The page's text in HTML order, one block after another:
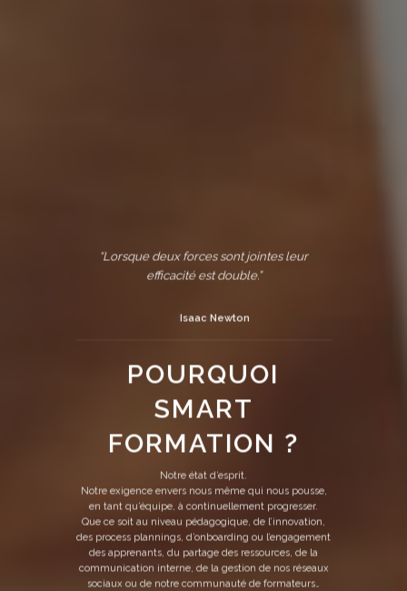
“Lorsque deux forces sont jointes leur
efficacité est double.”
Isaac Newton
POURQUOI
SMART
FORMATION ?
Notre état d’esprit.
Notre exigence envers nous même qui nous pousse,
en tant qu’équipe, à continuellement progresser.
Que ce soit au niveau pédagogique, de l’innovation,
des process plannings, d’onboarding ou l’engagement
des apprenants, du partage des ressources, de la
communication interne, de la gestion de nos réseaux
sociaux ou de notre communauté de formateurs…